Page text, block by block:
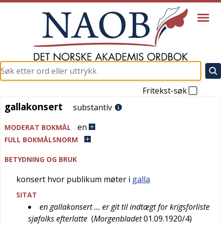
Fritekst-søk
gallakonsert
gallakonsert substantiv
MODERAT BOKMÅL en
FULL BOKMÅLSNORM
BETYDNING OG BRUK
konsert hvor publikum møter i galla
SITAT
en gallakonsert … er git til indtægt for krigsforliste
sjøfolks efterlatte (Morgenbladet01.09.1920/4)